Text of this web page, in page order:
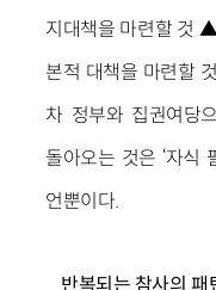
지대책을 마련할 것
본적 대책을 마련할
차 정부와 집권여당
돌아오는 것은 ‘자식
언뿐이다.
반복되는 참사의 패